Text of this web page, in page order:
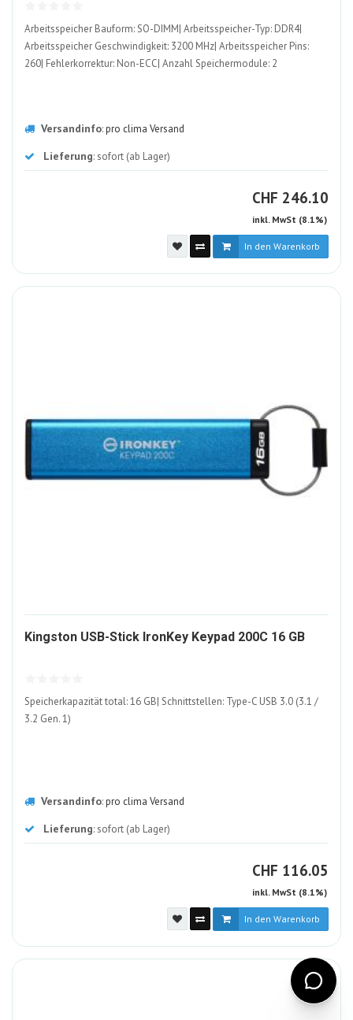
Arbeitsspeicher Bauform: SO-DIMM| Arbeitsspeicher-Typ: DDR4|
Arbeitsspeicher Geschwindigkeit: 3200 MHz| Arbeitsspeicher Pins:
260| Fehlerkorrektur: Non-ECC| Anzahl Speichermodule: 2
Versandinfo:pro clima Versand
Lieferung: sofort (ab Lager)
CHF CHF
246.10
inkl. MwSt (8.1%)
In den Warenkorb
Kingston USB-Stick IronKey Keypad 200C 16 GB
Speicherkapazität total: 16 GB| Schnittstellen: Type-C USB 3.0 (3.1 /
3.2 Gen. 1)
Versandinfo:pro clima Versand
Lieferung: sofort (ab Lager)
CHF CHF
116.05
inkl. MwSt (8.1%)
In den Warenkorb